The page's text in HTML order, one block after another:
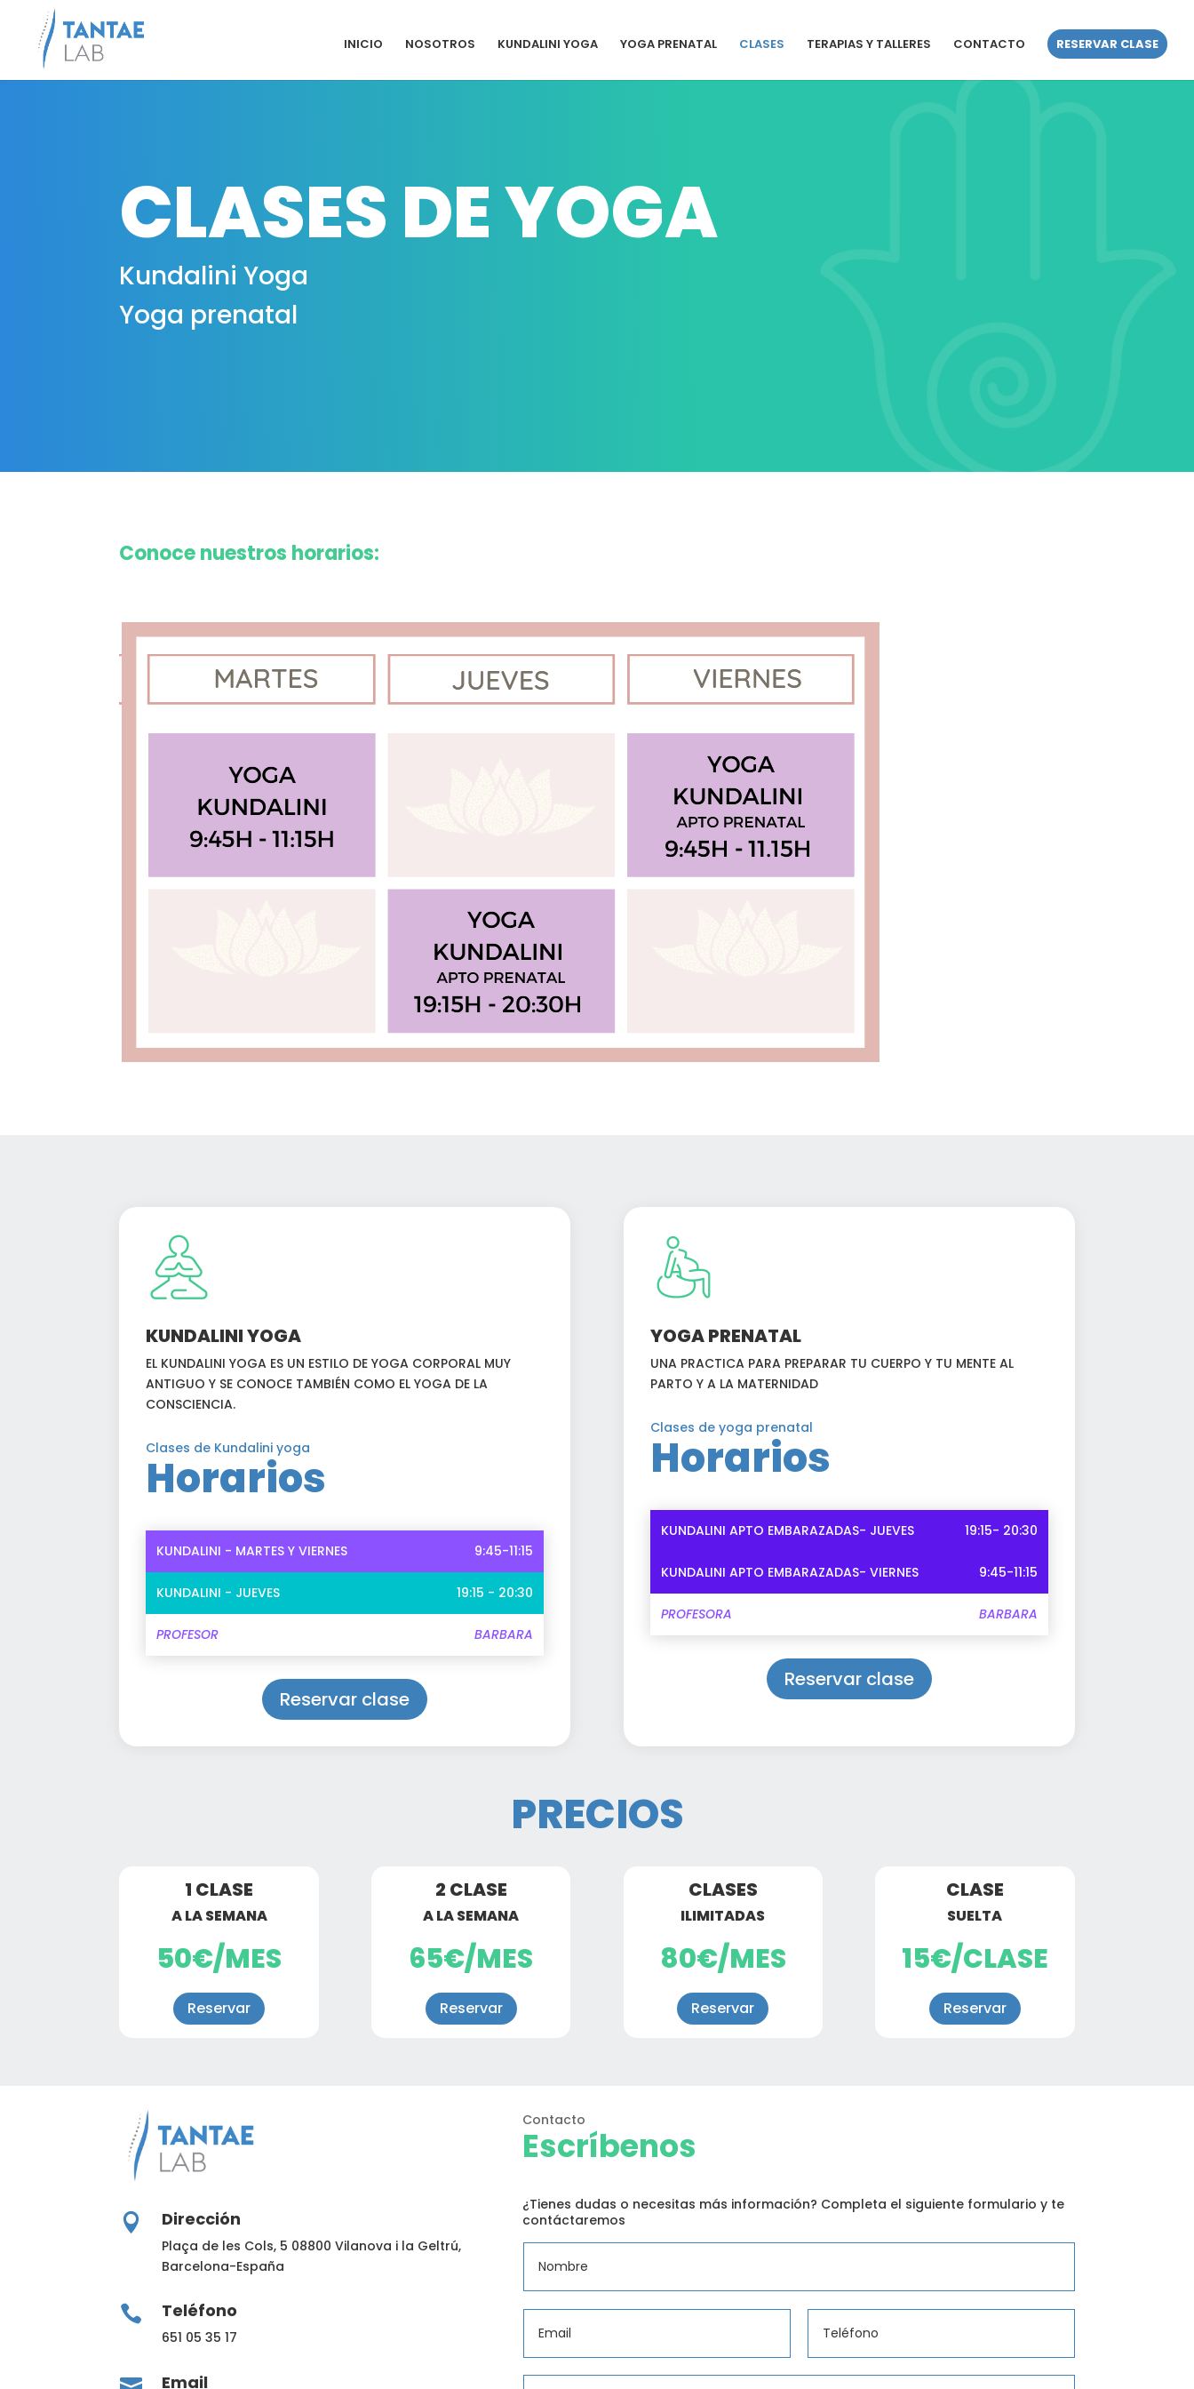
INICIO NOSOTROS KUNDALINI YOGA YOGA PRENATAL CLASES TERAPIAS Y TALLERES CONTACTO RESERVAR CLASE
CLASES DE YOGA
Kundalini Yoga
Yoga prenatal
Conoce nuestros horarios:
KUNDALINI YOGA
EL KUNDALINI YOGA ES UN ESTILO DE YOGA CORPORAL MUY
ANTIGUO Y SE CONOCE TAMBIÉN COMO EL YOGA DE LA
CONSCIENCIA.
Clases de Kundalini yoga
Horarios
KUNDALINI - MARTES Y VIERNES 9:45-11:15
KUNDALINI - JUEVES 19:15 - 20:30
PROFESOR BARBARA
Reservar clase
YOGA PRENATAL
UNA PRACTICA PARA PREPARAR TU CUERPO Y TU MENTE AL
PARTO Y A LA MATERNIDAD
Clases de yoga prenatal
Horarios
KUNDALINI APTO EMBARAZADAS- JUEVES 19:15- 20:30
KUNDALINI APTO EMBARAZADAS- VIERNES 9:45-11:15
PROFESORA BARBARA
Reservar clase
PRECIOS
1 CLASE
A LA SEMANA
50€/MES
Reservar
2 CLASE
A LA SEMANA
65€/MES
Reservar
CLASES
ILIMITADAS
80€/MES
Reservar
CLASE
SUELTA
15€/CLASE
Reservar
 Dirección
Plaça de les Cols, 5 08800 Vilanova i la Geltrú,
Barcelona-España
 Teléfono
651 05 35 17
Email
Contacto
Escríbenos
¿Tienes dudas o necesitas más información? Completa el siguiente formulario y te
contáctaremos